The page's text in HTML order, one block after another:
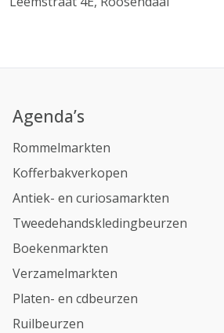
Agenda’s
Rommelmarkten
Kofferbakverkopen
Antiek- en curiosamarkten
Tweedehandskledingbeurzen
Boekenmarkten
Verzamelmarkten
Platen- en cdbeurzen
Ruilbeurzen